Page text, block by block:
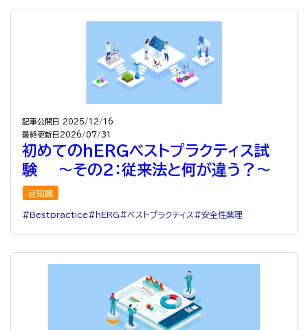
記事公開日
2025/12/16
最終更新日 2026/07/31
初めてのhERGベストプラクティス試
験 ～その２：従来法と何が違う？～
豆知識
Bestpractice hERG ベストプラクティス 安全性薬理